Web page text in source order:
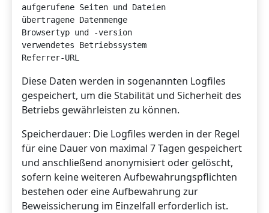
aufgerufene Seiten und Dateien
übertragene Datenmenge
Browsertyp und -version
verwendetes Betriebssystem
Diese Daten werden in sogenannten Logfiles
gespeichert, um die Stabilität und Sicherheit des
Betriebs gewährleisten zu können.
Speicherdauer: Die Logfiles werden in der Regel
für eine Dauer von maximal 7 Tagen gespeichert
und anschließend anonymisiert oder gelöscht,
sofern keine weiteren Aufbewahrungspflichten
bestehen oder eine Aufbewahrung zur
Beweissicherung im Einzelfall erforderlich ist.